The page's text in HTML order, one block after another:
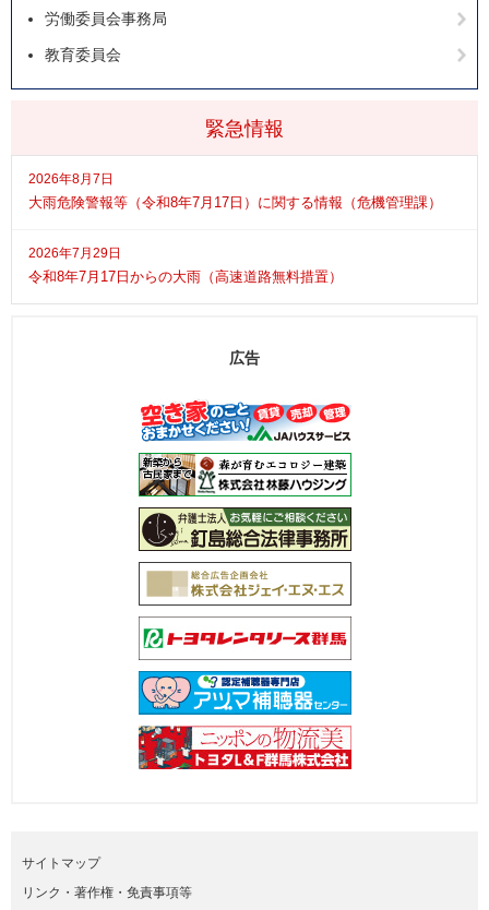
緊急情報
2026年8月7日
大雨危険警報等（令和8年7月17日）に関する情報（危機管理課）
2026年7月29日
令和8年7月17日からの大雨（高速道路無料措置）
労働委員会事務局
教育委員会
広告
サイトマップ
リンク・著作権・免責事項等